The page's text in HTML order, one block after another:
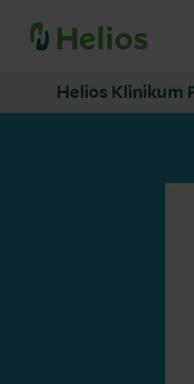
Helios Klinikum